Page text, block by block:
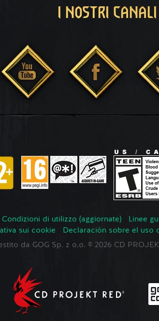
I NOSTRI
Condizioni di utilizzo (aggiornate) Linee
sui cookie
Declaración sobre el uso
da GOG Sp. z o.o. © 2026 CD